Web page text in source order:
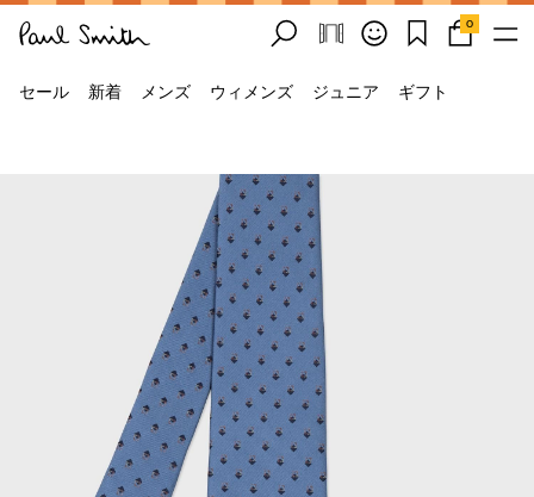
0
セール 新着 メンズ ウィメンズ ジュニア ギフト